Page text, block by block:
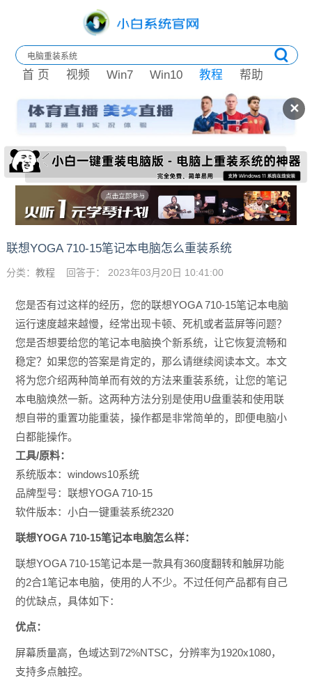
✕
首 页 视频 Win7 Win10 教程 帮助
联想YOGA 710-15笔记本电脑怎么重装系统
分类： 教程 回答于： 2023年03月20日 10:41:00
您是否有过这样的经历，您的联想YOGA 710-15笔记本电脑
运行速度越来越慢，经常出现卡顿、死机或者蓝屏等问题？
您是否想要给您的笔记本电脑换个新系统，让它恢复流畅和
稳定？如果您的答案是肯定的，那么请继续阅读本文。本文
将为您介绍两种简单而有效的方法来重装系统，让您的笔记
本电脑焕然一新。这两种方法分别是使用U盘重装和使用联
想自带的重置功能重装，操作都是非常简单的，即便电脑小
白都能操作。
工具/原料：
系统版本：windows10系统
品牌型号：联想YOGA 710-15
软件版本：小白一键重装系统2320
联想YOGA 710-15笔记本电脑怎么样：
联想YOGA 710-15笔记本是一款具有360度翻转和触屏功能
的2合1笔记本电脑，使用的人不少。不过任何产品都有自己
的优缺点，具体如下：
优点：
屏幕质量高，色域达到72%NTSC，分辨率为1920x1080，
支持多点触控。